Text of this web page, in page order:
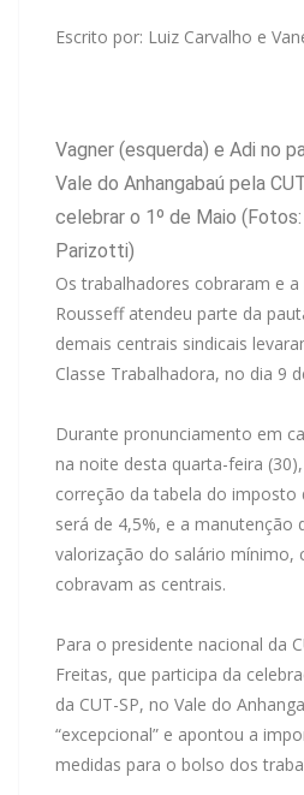
Escrito por: Luiz Carvalho e
Vagner (esquerda) e Adi no
Vale do Anhangabaú pela
celebrar o 1º de Maio
Parizotti)
Os trabalhadores cobraram e
Rousseff atendeu parte da
demais centrais sindicais
Classe Trabalhadora, no dia 9
Durante pronunciamento em
na noite desta quarta-feira
correção da tabela do imposto
será de 4,5%, e a manutenção
valorização do salário mínimo,
cobravam as centrais.
Para o presidente nacional da
Freitas, que participa da
da CUT-SP, no Vale do
“excepcional” e apontou a
medidas para o bolso dos